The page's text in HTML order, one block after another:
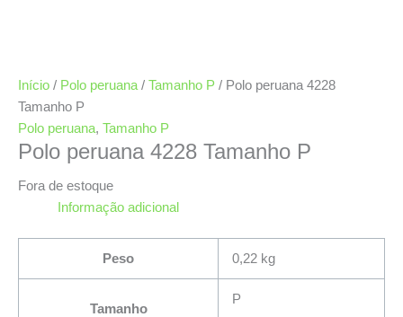
Início / Polo peruana / Tamanho P / Polo peruana 4228
Tamanho P
Polo peruana, Tamanho P
Polo peruana 4228 Tamanho P
Fora de estoque
Informação adicional
Peso 0,22 kg
Tamanho
P